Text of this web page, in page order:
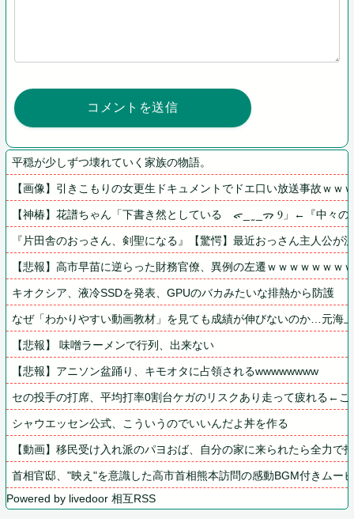
平穏が少しずつ壊れていく家族の物語。
【画像】引きこもりの女更生ドキュメントでドエ口い放送事故ｗｗｗ
【神椿】花譜ちゃん「下書き然としている　ᯠ_ ̫ _ᯄ Ⳋ」←『中々の
『片田舎のおっさん、剣聖になる』【驚愕】最近おっさん主人公
【悲報】高市早苗に逆らった財務官僚、異例の左遷ｗｗｗｗｗｗｗｗ
キオクシア、液冷SSDを発表、GPUのバカみたいな排熱から防護
なぜ「わかりやすい動画教材」を見ても成績が伸びないのか…元海
【悲報】 味噌ラーメンで行列、出来ない
【悲報】アニソン盆踊り、キモオタに占領されるwwwwwwww
セの投手の打席、平均打率0割台ケガのリスクあり走って疲れる←こ
シャウエッセン公式、こういうのでいいんだよ丼を作る
【動画】移民受け入れ派のパヨおば、自分の家に来られたら全力で
首相官邸、"映え"を意識した高市首相熊本訪問の感動BGM付きムー
Powered by livedoor 相互RSS